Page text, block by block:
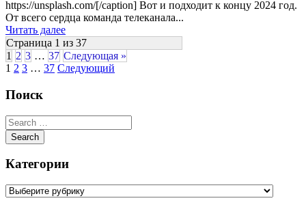
https://unsplash.com/[/caption] Вот и подходит к концу 2024 год.
От всего сердца команда телеканала...
Читать далее
Страница 1 из 37
1 2 3 … 37 Следующая »
1 2 3 … 37 Следующий
Поиск
Категории